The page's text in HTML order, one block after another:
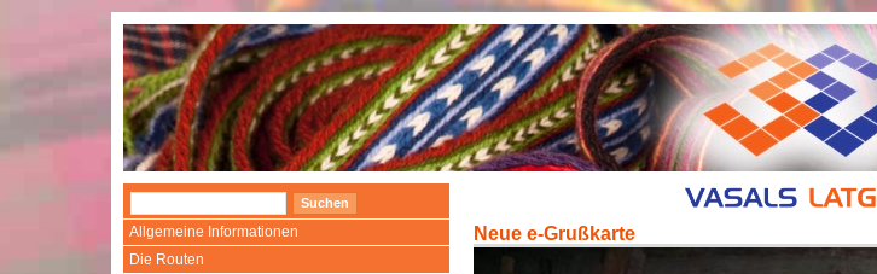
Allgemeine Informationen
Die Routen
Neue e-Grußkarte